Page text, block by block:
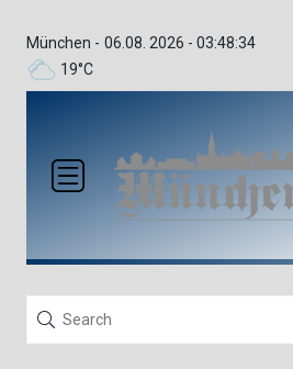
München -
19°C
06.08. 2026 - 03:48:34